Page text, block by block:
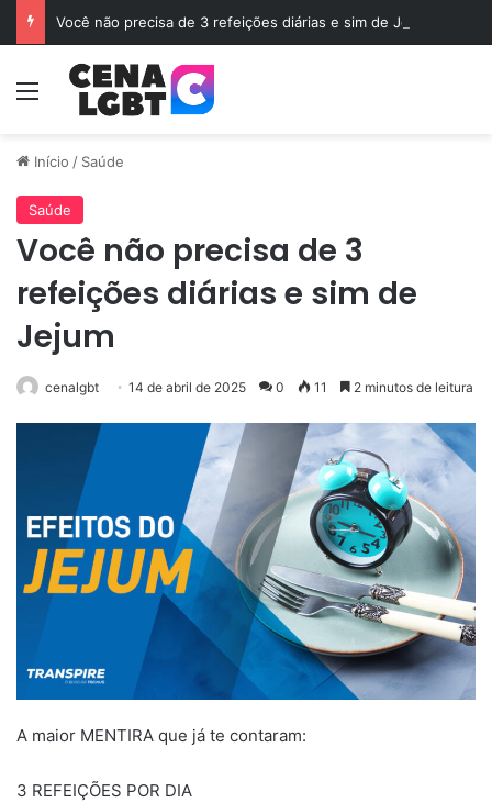
Você não precisa de 3 refeições diárias e sim de Jejum
Menu
Início / Saúde
Saúde
Você não precisa de 3
refeições diárias e sim de
Jejum
cenalgbt 14 de abril de 2025 0 11 2 minutos de leitura
A maior MENTIRA que já te contaram:
3 REFEIÇÕES POR DIA